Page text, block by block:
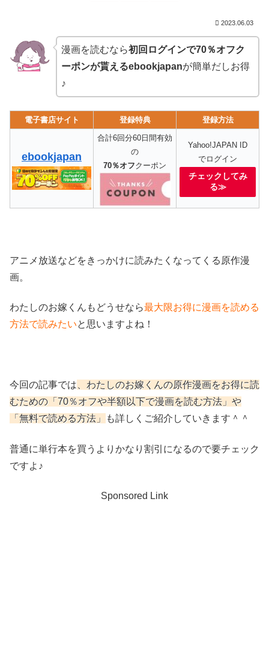
2023.06.03
漫画を読むなら初回ログインで70％オフク
ーポンが貰えるebookjapanが簡単だしお得
♪
電子書店サイト 登録特典 登録方法
ebookjapan
合計6回分60日間有効
の
70％オフクーポン
Yahoo!JAPAN ID
でログイン
チェックしてみ
る≫
アニメ放送などをきっかけに読みたくなってくる原作漫
画。
わたしのお嫁くんもどうせなら最大限お得に漫画を読める
方法で読みたいと思いますよね！
今回の記事では 、わたしのお嫁くんの原作漫画をお得に読
むための「70％オフや半額以下で漫画を読む方法」や
「無料で読める方法」
も詳しくご紹介していきます＾＾
普通に単行本を買うよりかなり割引になるので要チェック
ですよ♪
Sponsored Link